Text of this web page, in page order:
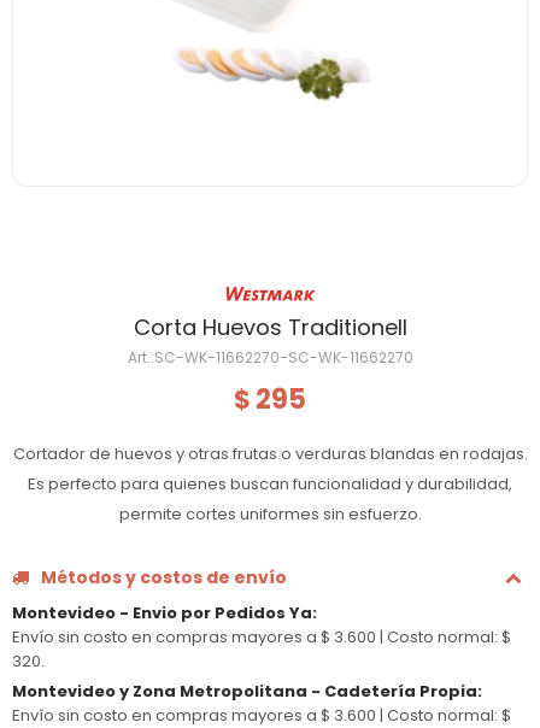
Corta Huevos Traditionell
SC-WK-11662270-SC-WK-11662270
$ 295
Cortador de huevos y otras frutas o verduras blandas en rodajas.
Es perfecto para quienes buscan funcionalidad y durabilidad,
permite cortes uniformes sin esfuerzo.
Métodos y costos de envío
Montevideo - Envio por Pedidos Ya:
Envío sin costo en compras mayores a $ 3.600 | Costo normal: $
320.
Montevideo y Zona Metropolitana - Cadetería Propia:
Envío sin costo en compras mayores a $ 3.600 | Costo normal: $